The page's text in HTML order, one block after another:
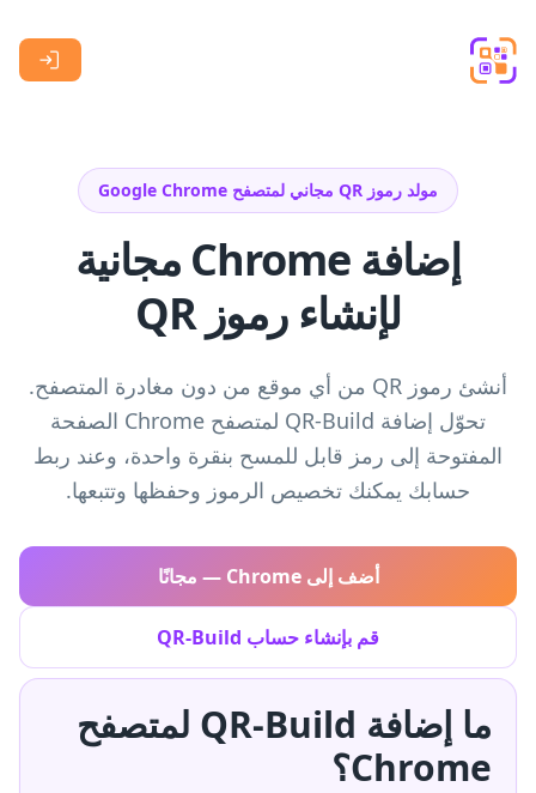
مولد رموز QR مجاني لمتصفح Google Chrome
إضافة Chrome مجانية
لإنشاء رموز QR
أنشئ رموز QR من أي موقع من دون مغادرة المتصفح.
تحوّل إضافة QR-Build لمتصفح Chrome الصفحة
المفتوحة إلى رمز قابل للمسح بنقرة واحدة، وعند ربط
حسابك يمكنك تخصيص الرموز وحفظها وتتبعها.
أضف إلى Chrome — مجانًا
قم بإنشاء حساب QR-Build
ما إضافة QR-Build لمتصفح
Chrome؟